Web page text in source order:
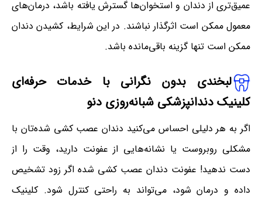
عمیق‌تری از دندان و استخوان‌ها گسترش یافته باشد، درمان‌های
معمول ممکن است اثرگذار نباشند. در این شرایط، کشیدن دندان
ممکن است تنها گزینه باقی‌مانده باشد.
لبخندی بدون نگرانی با خدمات حرفه‌ای
کلینیک دندانپزشکی شبانه‌روزی دنو
اگر به هر دلیلی احساس می‌کنید دندان عصب کشی شده‌تان با
مشکلی روبروست یا نشانه‌هایی از عفونت دارید، وقت را از
دست ندهید! عفونت دندان عصب کشی شده اگر زود تشخیص
داده و درمان شود، می‌تواند به راحتی کنترل شود. کلینیک